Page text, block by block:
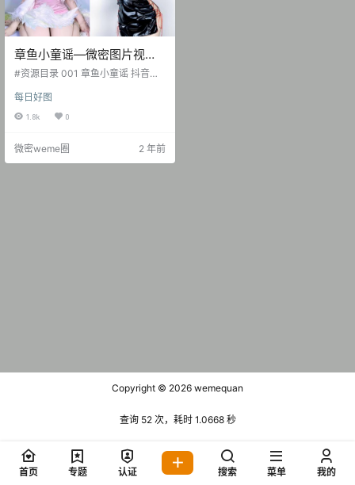
章鱼小童谣—微密图片视频
合集【持续更新】
#资源目录 001 章鱼小童谣 抖音无
2 章鱼小童谣 微博图[25P-53.15 M
B] 章鱼小童谣 NO.001 微密圈 俏皮
4.56 MB] 章鱼小童谣 NO.003 微密
圈 最燃执行官 尽显妖娆 [30P-99.2
每日好图
1.8k 0
微密weme圈 2 年前
Copyright © 2026 wemequan
查询 52 次，耗时 1.0668 秒
首页 专题 认证 搜索 菜单 我的